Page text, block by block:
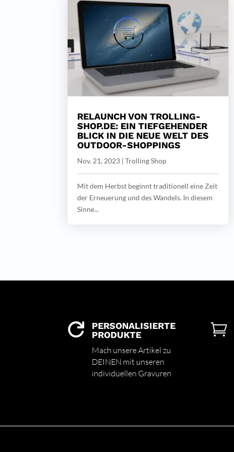
RELAUNCH VON TROLLING-
SHOP.DE: EIN TIEFGEHENDER
BLICK IN DIE NEUE WELT DES
OUTDOOR-SHOPPINGS
Nov. 21, 2023 |Trolling Shop
Mit dem Herbst beginnt traditionell eine Zeit
der Erneuerung und des Wandels. In diesem
Sinne...

PERSONALISIERTE
PRODUKTE
Mach unsere Artikel zu
DEINEN mit unseren
individuellen Gravuren
